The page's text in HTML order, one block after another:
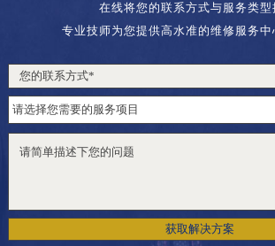
在线将您的联系方式与服务类型
专业技师为您提供高水准的维修服务中
获取解决方案